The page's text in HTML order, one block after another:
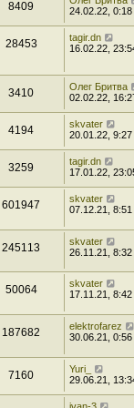
8409
24.02.22, 0:18
28453
tagir.dn
16.02.22,
3410
Олег Бритва
02.02.22,
4194
skvater
20.01.22, 9:27
3259
tagir.dn
17.01.22,
601947
skvater
07.12.21, 8:51
245113
skvater
26.11.21, 8:32
50064
skvater
17.11.21, 8:42
187682
elektrofarez
30.06.21, 0:56
7160
Yuri_
29.06.21,